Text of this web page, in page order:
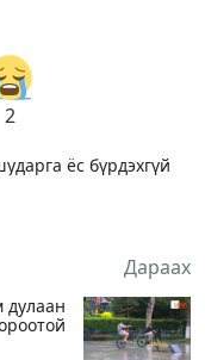
2
ёс бүрдэхгүй
Дараах